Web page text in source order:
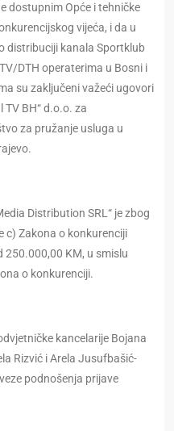
dostupnim Opće i tehničke
vijeća, i da u
distribuciji kanala Sportklub
DTH operaterima u Bosni i
su zaključeni važeći ugovori
BH“ d.o.o. za
za pružanje usluga u
Distribution SRL“ je zbog
c) Zakona o konkurenciji
250.000,00 KM, u smislu
o konkurenciji.
kancelarije Bojana
Rizvić i Arela Jusufbašić-
podnošenja prijave